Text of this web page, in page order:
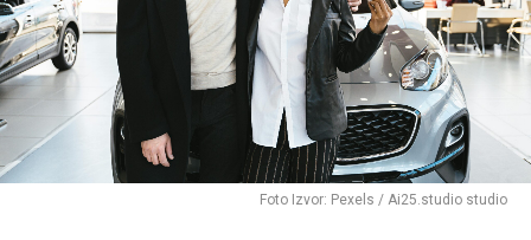
Foto Izvor: Pexels / Ai25.studio studio